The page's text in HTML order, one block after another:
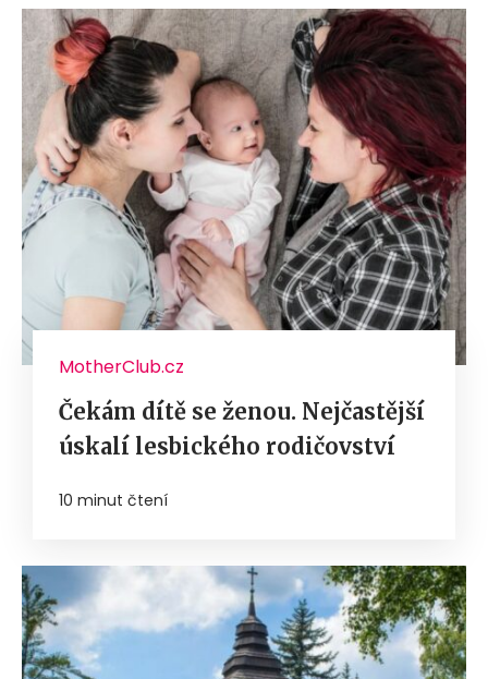
MotherClub.cz
Čekám dítě se ženou. Nejčastější
úskalí lesbického rodičovství
10 minut čtení